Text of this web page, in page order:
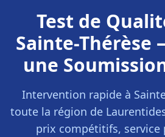
Test de
Sainte-Thérèse
une
Intervention rapide à
toute la région de
prix compétitifs, service